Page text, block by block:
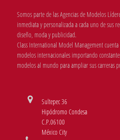
Somos parte de las Agencias de Modelos
inmediata y personalizada a cada uno de sus
diseño, moda y publicidad.
Class International Model Management
modelos internacionales importando
modelos al mundo para ampliar sus carreras
Sultepec 36
Hipódromo Condesa
C.P.06100
México City